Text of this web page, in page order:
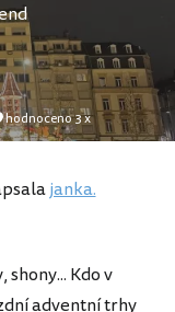
hodnoceno 3 x
janka.
Kdo v
adventní trhy